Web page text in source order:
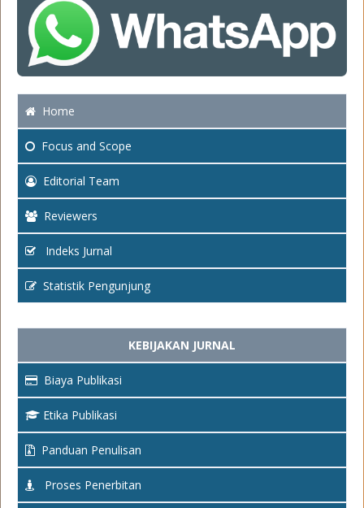
Home
Focus and Scope
Editorial Team
Reviewers
Indeks Jurnal
Statistik Pengunjung
KEBIJAKAN JURNAL
Biaya Publikasi
Etika Publikasi
Panduan Penulisan
Proses Penerbitan